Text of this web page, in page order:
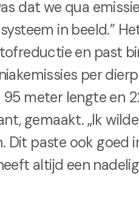
dat we qua
in beeld.”
en past
per
95 meter lengte en
gemaakt. „Ik
Dit paste ook goed
altijd een